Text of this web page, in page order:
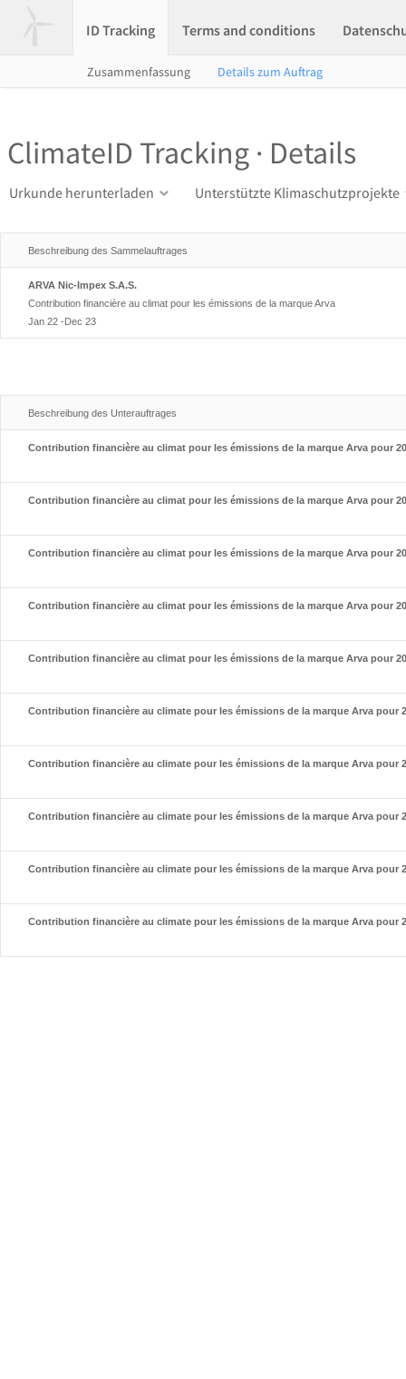
ID Tracking Terms and conditions
Zusammenfassung Details zum Auftrag
ClimateID Tracking · Details
Urkunde herunterladen Unterstützte Klimaschutzprojekte
Beschreibung des Sammelauftrages
ARVA Nic-Impex S.A.S.
Contribution financière au climat pour les émissions de la marque Arva
Jan 22 -Dec 23
Beschreibung des Unterauftrages
Contribution financière au climat pour les émissions de la marque Arva pour
Contribution financière au climat pour les émissions de la marque Arva pour
Contribution financière au climat pour les émissions de la marque Arva pour
Contribution financière au climat pour les émissions de la marque Arva pour
Contribution financière au climat pour les émissions de la marque Arva pour
Contribution financière au climate pour les émissions de la marque Arva pour
Contribution financière au climate pour les émissions de la marque Arva pour
Contribution financière au climate pour les émissions de la marque Arva pour
Contribution financière au climate pour les émissions de la marque Arva pour
Contribution financière au climate pour les émissions de la marque Arva pour